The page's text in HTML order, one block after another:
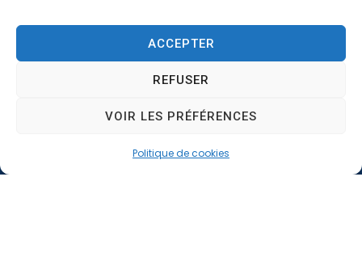
ACCEPTER
REFUSER
VOIR LES PRÉFÉRENCES
Politique de cookies
8h30 – 12h et 14h-16h